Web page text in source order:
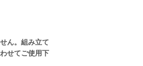
ん。組み立て
せてご使用下